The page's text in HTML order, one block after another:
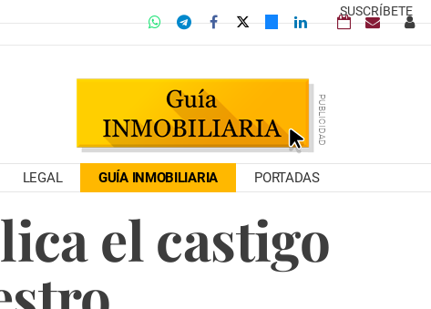
SUSCRÍBETE
LEGAL GUÍA INMOBILIARIA PORTADAS
el castigo